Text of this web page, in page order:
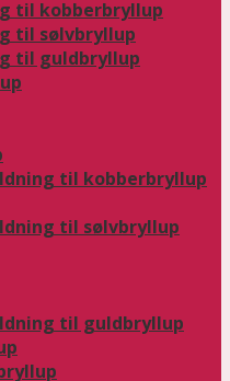
til kobberbryllup
til sølvbryllup
til guldbryllup
til kobberbryllup
til sølvbryllup
til guldbryllup